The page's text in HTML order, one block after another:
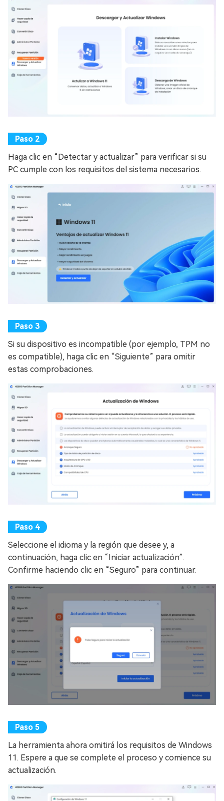
Haga clic en “Detectar y actualizar” para verificar si su
PC cumple con los requisitos del sistema necesarios.
Si su dispositivo es incompatible (por ejemplo, TPM no
es compatible), haga clic en “Siguiente” para omitir
estas comprobaciones.
Seleccione el idioma y la región que desee y, a
continuación, haga clic en “Iniciar actualización”.
Confirme haciendo clic en “Seguro” para continuar.
La herramienta ahora omitirá los requisitos de Windows
11. Espere a que se complete el proceso y comience su
actualización.